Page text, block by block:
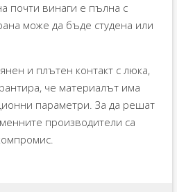
почти винаги е пълна с
може да бъде студена или
и плътен контакт с люка,
че материалът има
параметри. За да решат
производители са